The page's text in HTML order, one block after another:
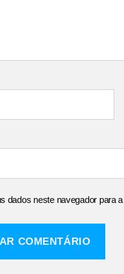
dados neste navegador para